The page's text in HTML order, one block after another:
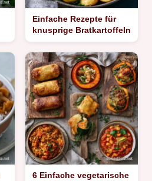
Einfache Rezepte für
knusprige Bratkartoffeln
6 Einfache vegetarische